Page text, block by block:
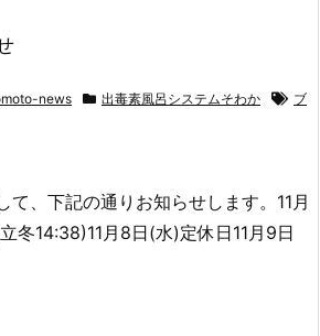
news 出毒素風呂システムそわか
ブ
て、下記の通りお知らせします。11月
冬14:38)11月8日(水)定休日11月9日